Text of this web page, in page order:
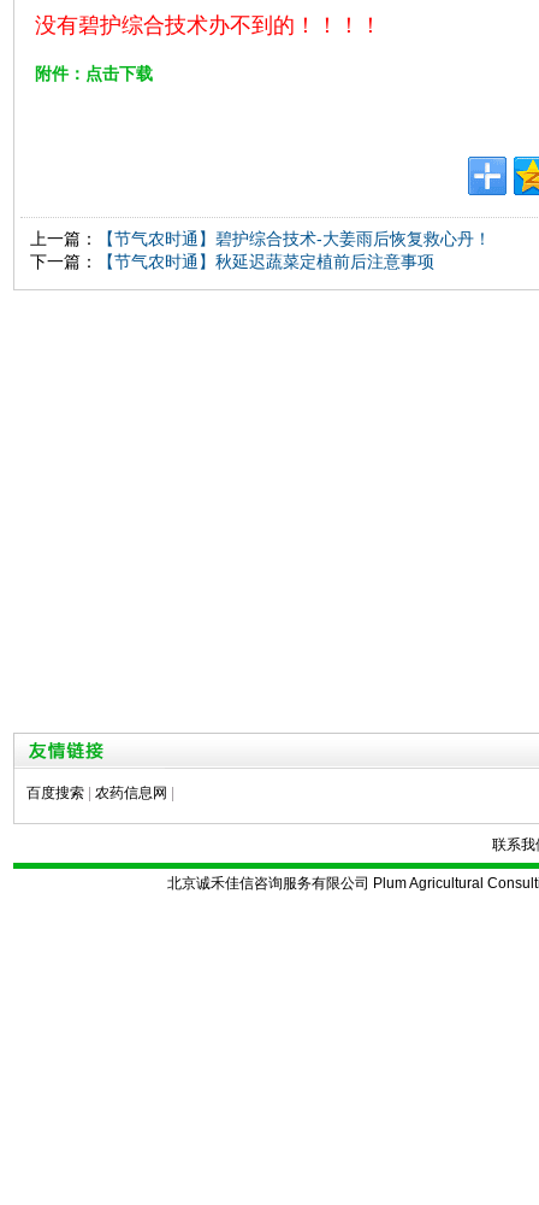
没有碧护综合技术办不到的！！！！
附件：点击下载
上一篇：
【节气农时通】碧护综合技术-大姜雨后恢复救心丹！
下一篇：
【节气农时通】秋延迟蔬菜定植前后注意事项
百度搜索 农药信息网
联系我
北京诚禾佳信咨询服务有限公司 Plum Agricultural